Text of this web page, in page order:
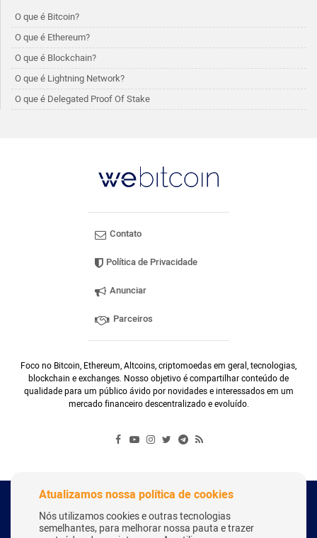
O que é Bitcoin?
O que é Ethereum?
O que é Blockchain?
O que é Lightning Network?
O que é Delegated Proof Of Stake
Contato
Política de Privacidade
Anunciar
Parceiros
Foco no Bitcoin, Ethereum, Altcoins, criptomoedas em geral, tecnologias,
blockchain e exchanges. Nosso objetivo é compartilhar conteúdo de
qualidade para um público ávido por novidades e interessados em um
mercado financeiro descentralizado e evoluído.
Copyright Webitcoin 2018 - Todos os Direitos Reservados
Atualizamos nossa política de cookies
Nós utilizamos cookies e outras tecnologias
semelhantes, para melhorar nossa pauta e trazer